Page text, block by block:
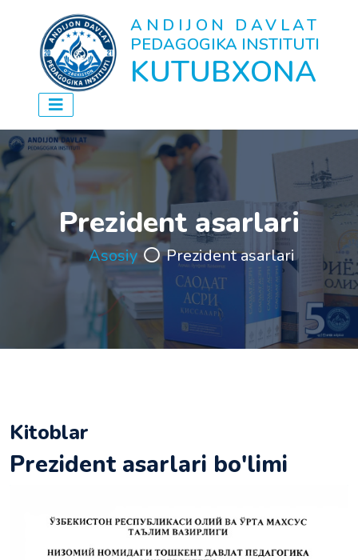
ANDIJON DAVLAT
PEDAGOGIKA INSTITUTI
KUTUBXONA
Prezident asarlari
Asosiy Prezident asarlari
Kitoblar
Prezident asarlari bo'limi